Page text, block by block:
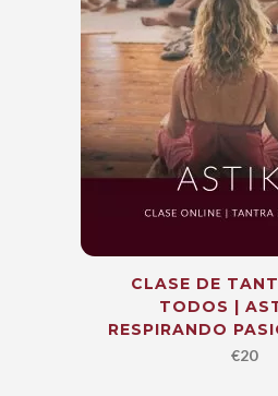
CLASE DE
TODOS |
RESPIRANDO
€20